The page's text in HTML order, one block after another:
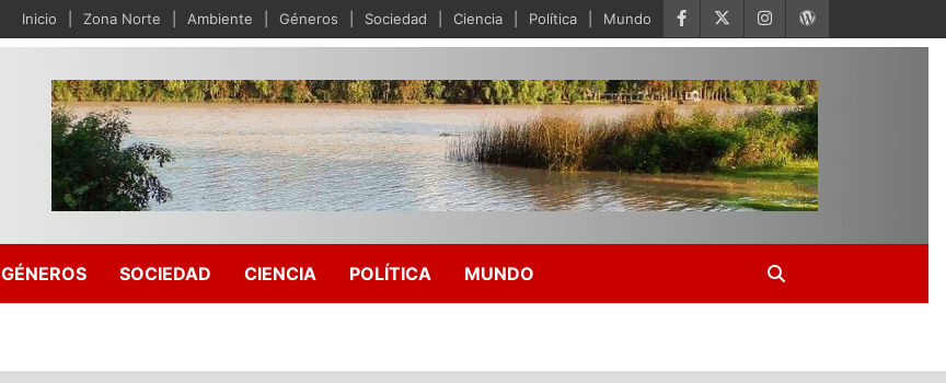
Inicio Zona Norte Ambiente Géneros Sociedad Ciencia Política Mundo
GÉNEROS SOCIEDAD CIENCIA POLÍTICA MUNDO